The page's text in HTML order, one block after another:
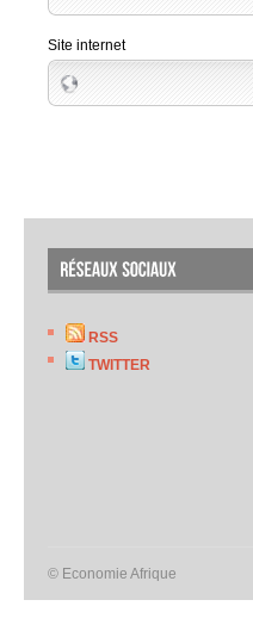
Site internet
RSS
TWITTER
© Economie Afrique